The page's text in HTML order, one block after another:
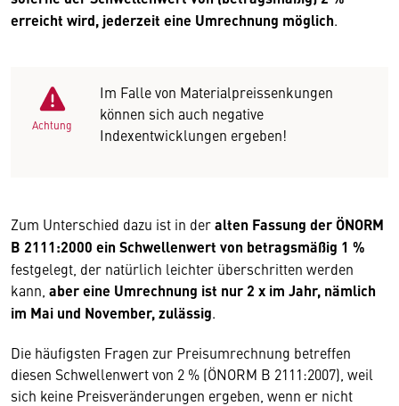
erreicht wird, jederzeit eine Umrechnung möglich.
Achtung
Im Falle von Materialpreissenkungen
können sich auch negative
Indexentwicklungen ergeben!
Zum Unterschied dazu ist in deralten Fassung der ÖNORM
B 2111:2000 ein Schwellenwert von betragsmäßig 1 %
festgelegt, der natürlich leichter überschritten werden
kann, aber eine Umrechnung ist nur 2 x im Jahr, nämlich
im Mai und November, zulässig.
Die häufigsten Fragen zur Preisumrechnung betreffen
diesen Schwellenwert von 2 % (ÖNORM B 2111:2007), weil
sich keine Preisveränderungen ergeben, wenn er nicht